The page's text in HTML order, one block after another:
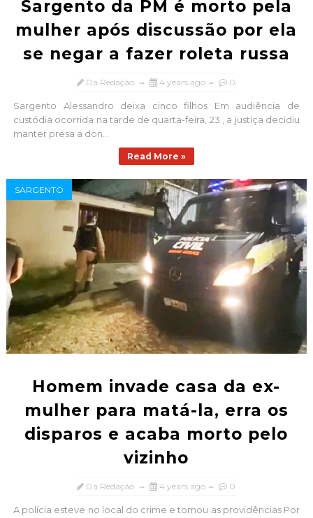
Sargento da PM é morto pela
mulher após discussão por ela
se negar a fazer roleta russa
Da Redação 4 years ago 0
Sargento Alessandro deixa cinco filhos Em audiência de
custódia ocorrida na tarde de quarta-feira, 23 , a justiça decidiu
manter presa a don...
Read More »
SARGENTO
Homem invade casa da ex-
mulher para matá-la, erra os
disparos e acaba morto pelo
vizinho
Da Redação 4 years ago 0
A polícia esteve no local do crime e tomou as providências Por